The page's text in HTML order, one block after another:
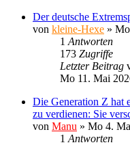
Der deutsche
von kleine-Hexe »
1 Antworten
173 Zugriffe
Letzter Beitrag
Mo 11. Mai
Die Generation Z hat
zu verdienen: Sie
von Manu » Mo 4.
1 Antworten